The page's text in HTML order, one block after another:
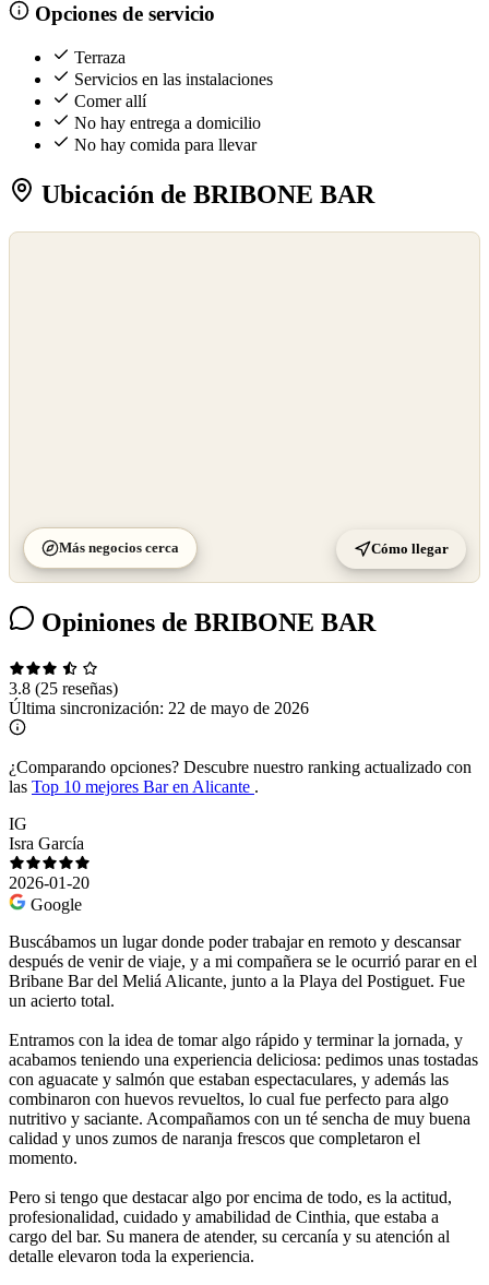
Opciones de servicio
Terraza
Servicios en las instalaciones
Comer allí
No hay entrega a domicilio
No hay comida para llevar
Ubicación de BRIBONE BAR
Más negocios cerca Cómo llegar
Opiniones de BRIBONE BAR
3.8 (25 reseñas)
Última sincronización: 22 de mayo de 2026
¿Comparando opciones? Descubre nuestro ranking actualizado con
las Top 10 mejores Bar en Alicante .
IG
Isra García
2026-01-20
Google
Buscábamos un lugar donde poder trabajar en remoto y descansar
después de venir de viaje, y a mi compañera se le ocurrió parar en el
Bribane Bar del Meliá Alicante, junto a la Playa del Postiguet. Fue
un acierto total.
Entramos con la idea de tomar algo rápido y terminar la jornada, y
acabamos teniendo una experiencia deliciosa: pedimos unas tostadas
con aguacate y salmón que estaban espectaculares, y además las
combinaron con huevos revueltos, lo cual fue perfecto para algo
nutritivo y saciante. Acompañamos con un té sencha de muy buena
calidad y unos zumos de naranja frescos que completaron el
momento.
Pero si tengo que destacar algo por encima de todo, es la actitud,
profesionalidad, cuidado y amabilidad de Cinthia, que estaba a
cargo del bar. Su manera de atender, su cercanía y su atención al
detalle elevaron toda la experiencia.